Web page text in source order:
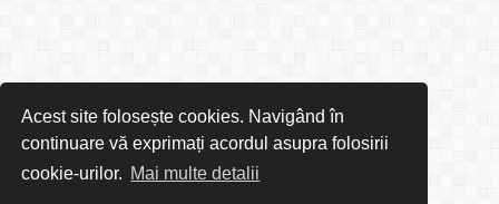
Acest site folosește cookies. Navigând în
continuare vă exprimați acordul asupra folosirii
cookie-urilor. Mai multe detalii